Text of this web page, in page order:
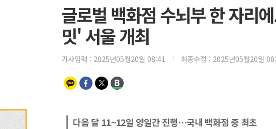
글로벌 백화점 수뇌부 한 자리
밋' 서울 개최
기사입력 : 2025년05월20일 08:41 최종수정 : 2025년05월20일
다음 달 11~12일 양일간 진행…국내 백화점 중 최초